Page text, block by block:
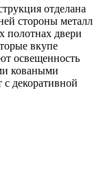
отделана
стороны металл
двери
вкупе
освещенность
коваными
декоративной